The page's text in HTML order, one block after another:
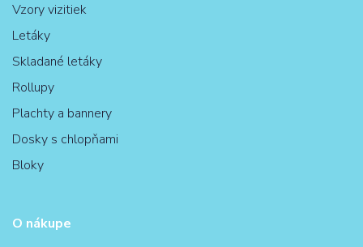
Vzory vizitiek
Letáky
Skladané letáky
Rollupy
Plachty a bannery
Dosky s chlopňami
Bloky
O nákupe